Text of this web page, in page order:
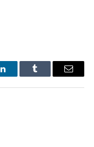
LinkedInTumblr Email